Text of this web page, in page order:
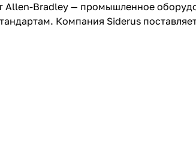
Allen-Bradley — промышленное
Компания Siderus